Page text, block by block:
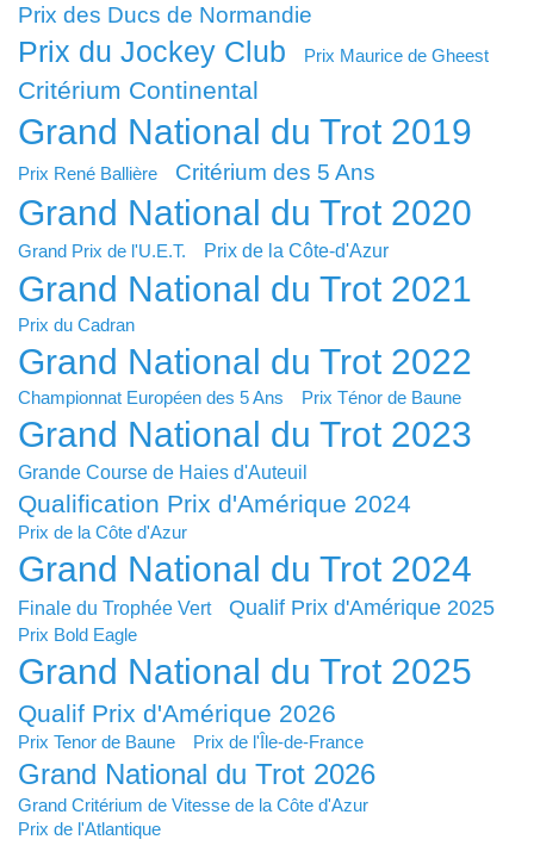
Prix des Ducs de Normandie
Prix du Jockey Club Prix Maurice de Gheest
Critérium Continental
Grand National du Trot 2019
Prix René Ballière Critérium des 5 Ans
Grand National du Trot 2020
Grand Prix de l'U.E.T. Prix de la Côte-d'Azur
Grand National du Trot 2021
Prix du Cadran
Grand National du Trot 2022
Championnat Européen des 5 Ans Prix Ténor de Baune
Grand National du Trot 2023
Grande Course de Haies d'Auteuil
Qualification Prix d'Amérique 2024
Prix de la Côte d'Azur
Grand National du Trot 2024
Finale du Trophée Vert Qualif Prix d'Amérique 2025
Prix Bold Eagle
Grand National du Trot 2025
Qualif Prix d'Amérique 2026
Prix Tenor de Baune Prix de l'Île-de-France
Grand National du Trot 2026
Grand Critérium de Vitesse de la Côte d'Azur
Prix de l'Atlantique